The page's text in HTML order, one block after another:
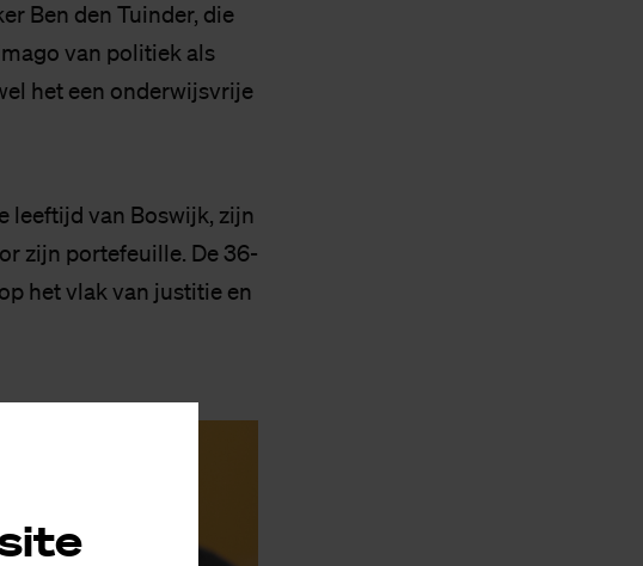
Ben den Tuinder, die
van politiek als
het een onderwijsvrije
leeftijd van Boswijk, zijn
zijn portefeuille. De 36-
het vlak van justitie en